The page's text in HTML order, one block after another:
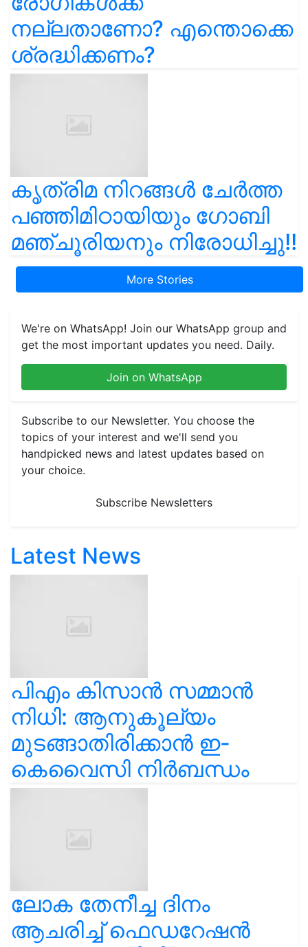
നല്ലതാണോ? എന്തൊക്കെ
ശ്രദ്ധിക്കണം?
കൃത്രിമ നിറങ്ങൾ ചേർത്ത
പഞ്ഞിമിഠായിയും ഗോബി
മഞ്ചൂരിയനും നിരോധിച്ചു!!
More Stories
We're on WhatsApp! Join our WhatsApp group and
get the most important updates you need. Daily.
Join on WhatsApp
Subscribe to our Newsletter. You choose the
topics of your interest and we'll send you
handpicked news and latest updates based on
your choice.
Subscribe Newsletters
Latest News
പിഎം കിസാൻ സമ്മാൻ
നിധി: ആനുകൂല്യം
മുടങ്ങാതിരിക്കാൻ ഇ-
കെവൈസി നിർബന്ധം
ലോക തേനീച്ച ദിനം
ആചരിച്ച് ഫെഡറേഷൻ